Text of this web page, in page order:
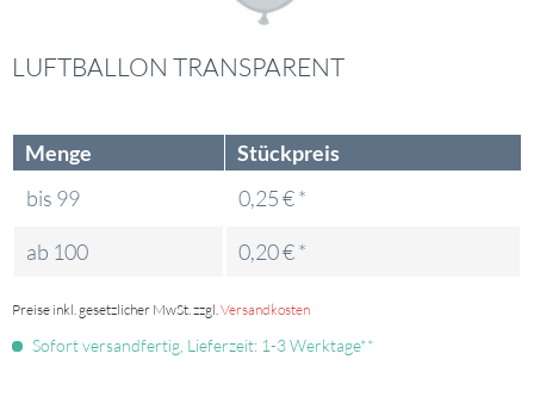
LUFTBALLON TRANSPARENT
Menge
Stückpreis
bis 99 0,25 € *
ab 100 0,20 € *
Preise inkl. gesetzlicher MwSt. zzgl.Versandkosten
Sofort versandfertig, Lieferzeit: 1-3 Werktage**